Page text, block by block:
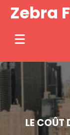
SkipZebra
LE COÛT